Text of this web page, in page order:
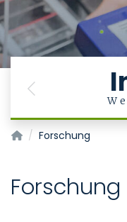
Previous
Institut für Biochemie
Forschung
Forschung